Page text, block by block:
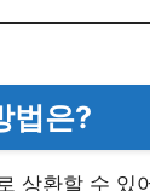
법은?
상환할 수 있